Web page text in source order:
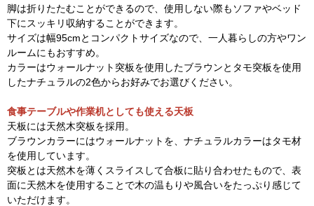
脚は折りたたむことができるので、使用しない際もソファやベッド
下にスッキリ収納することができます。
サイズは幅95cmとコンパクトサイズなので、一人暮らしの方やワン
ルームにもおすすめ。
カラーはウォールナット突板を使用したブラウンとタモ突板を使用
したナチュラルの2色からお好みでお選びください。
食事テーブルや作業机としても使える天板
天板には天然木突板を採用。
ブラウンカラーにはウォールナットを、ナチュラルカラーはタモ材
を使用しています。
突板とは天然木を薄くスライスして合板に貼り合わせたもので、表
面に天然木を使用することで木の温もりや風合いをたっぷり感じて
いただけます。